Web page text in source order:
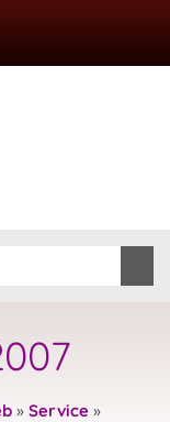
» Service »